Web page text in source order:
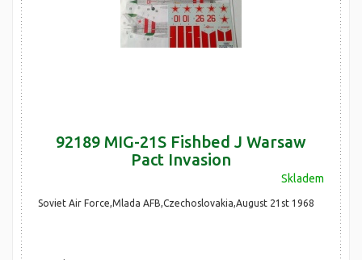
92189 MIG-21S Fishbed J Warsaw
Pact Invasion
Skladem
Soviet Air Force,Mlada AFB,Czechoslovakia,August 21st 1968